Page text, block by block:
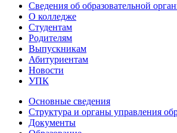
Сведения об образовательной
О колледже
Студентам
Родителям
Выпускникам
Абитуриентам
Новости
УПК
Основные сведения
Структура и органы управления
Документы